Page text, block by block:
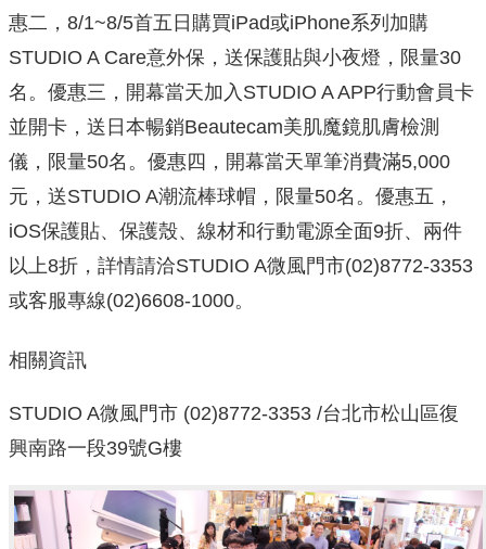
惠二，8/1~8/5首五日購買iPad或iPhone系列加購
STUDIO A Care意外保，送保護貼與小夜燈，限量30
名。優惠三，開幕當天加入STUDIO A APP行動會員卡
並開卡，送日本暢銷Beautecam美肌魔鏡肌膚檢測
儀，限量50名。優惠四，開幕當天單筆消費滿5,000
元，送STUDIO A潮流棒球帽，限量50名。優惠五，
iOS保護貼、保護殼、線材和行動電源全面9折、兩件
以上8折，詳情請洽STUDIO A微風門市(02)8772-3353
或客服專線(02)6608-1000。
相關資訊
STUDIO A微風門市 (02)8772-3353 /台北市松山區復
興南路一段39號G樓